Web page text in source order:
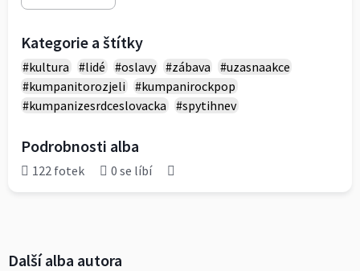
Kategorie a štítky
#kultura #lidé #oslavy #zábava
#uzasnaakce
#kumpanitorozjeli
#kumpanirockpop
#kumpanizesrdceslovacka
#spytihnev
Podrobnosti alba
122 fotek 0 se líbí
Další alba autora